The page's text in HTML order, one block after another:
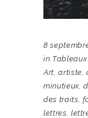
8
in
Art ,artiste ,
minutieux,
des traits
lettres